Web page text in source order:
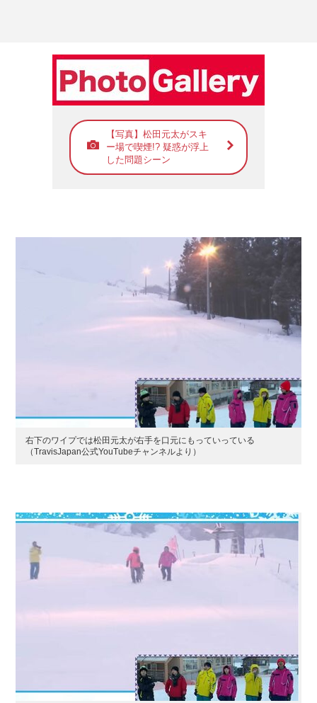
【写真】松田元太がスキ
ー場で喫煙!? 疑惑が浮上
した問題シーン
右下のワイプでは松田元太が右手を口元にもっていっている
（TravisJapan公式YouTubeチャンネルより）